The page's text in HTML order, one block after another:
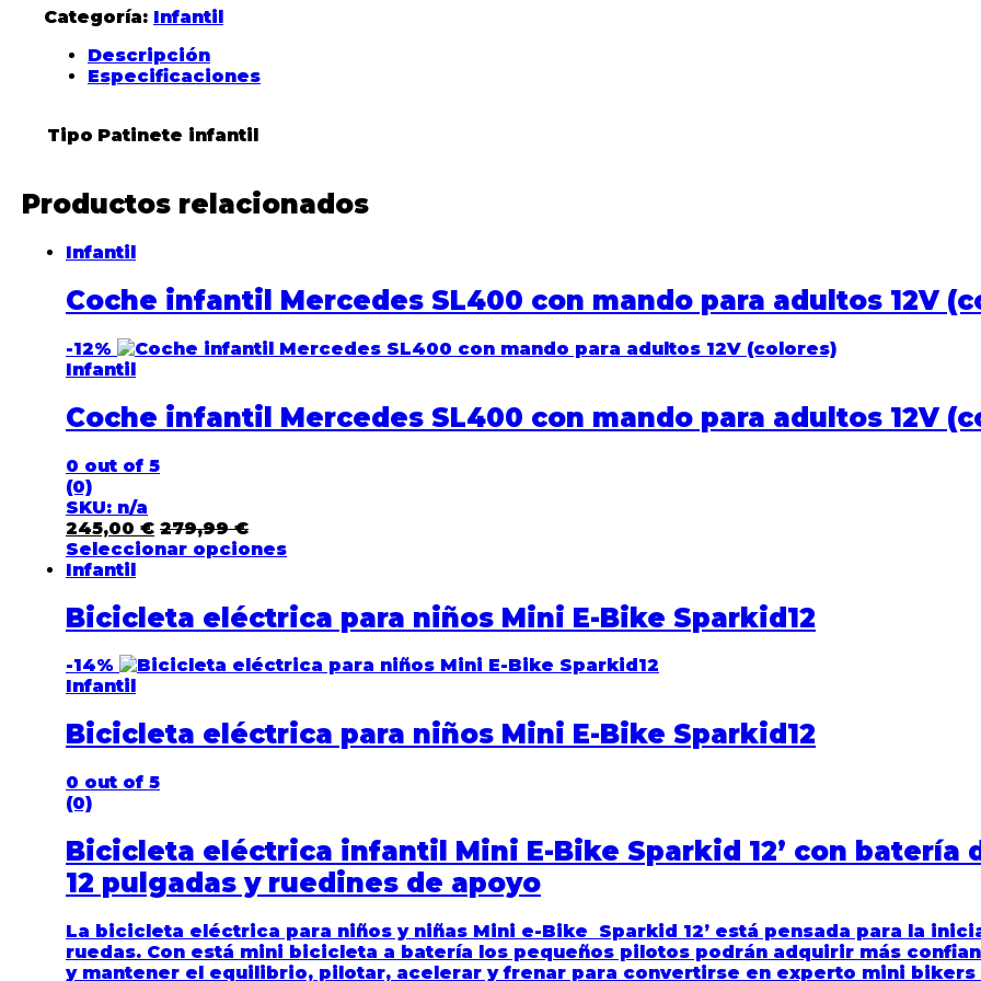
Categoría: Infantil
Descripción
Especificaciones
Tipo Patinete infantil
Productos relacionados
Infantil
Coche infantil Mercedes SL400 con mando para adultos 12V
-12%
Infantil
Coche infantil Mercedes SL400 con mando para adultos 12V
0 out of 5
(0)
SKU: n/a
245,00 € 279,99€
Seleccionar opciones
Infantil
Bicicleta eléctrica para niños Mini E-Bike Sparkid12
-14%
Infantil
Bicicleta eléctrica para niños Mini E-Bike Sparkid12
0 out of 5
(0)
Bicicleta eléctrica infantil Mini E-Bike Sparkid 12’ con batería
12 pulgadas y ruedines de apoyo
La bicicleta eléctrica para niños y niñas Mini e-Bike Sparkid 12’ está pensada para la
ruedas. Con está mini bicicleta a batería los pequeños pilotos podrán adquirir más
y mantener el equilibrio, pilotar, acelerar y frenar para convertirse en experto mini